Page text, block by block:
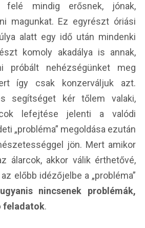
felé mindig erősnek, jónak,
magunkat. Ez egyrészt óriási
alatt egy idő után mindenki
komoly akadálya is annak,
próbált nehézségünket meg
így csak konzerváljuk azt.
segítséget kér tőlem valaki,
lefejtése jelenti a valódi
„probléma” megoldása ezután
jön. Mert amikor
álarcok, akkor válik érthetővé,
előbb idézőjelbe a „probléma”
nincsenek problémák,
feladatok.